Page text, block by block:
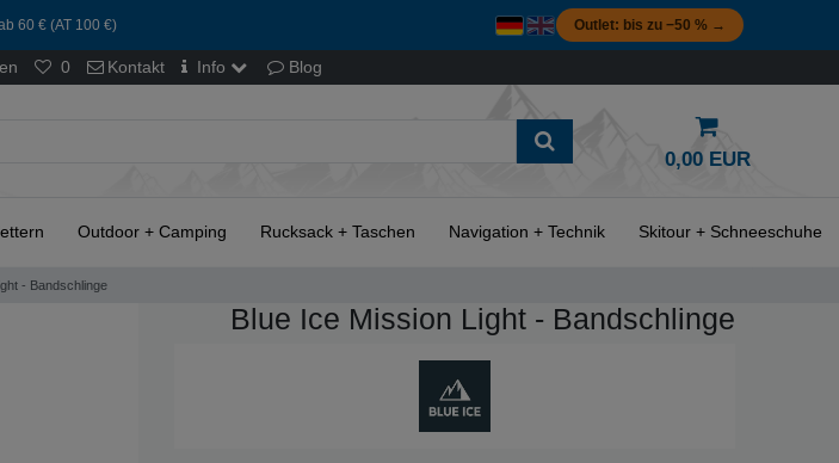
60 € (AT 100 €) Outlet: bis zu −50 % →
0 Kontakt Info Blog
0,00 EUR
Outdoor + Camping Rucksack + Taschen Navigation + Technik Skitour + Schneeschuhe
- Bandschlinge
Blue Ice Mission Light - Bandschlinge